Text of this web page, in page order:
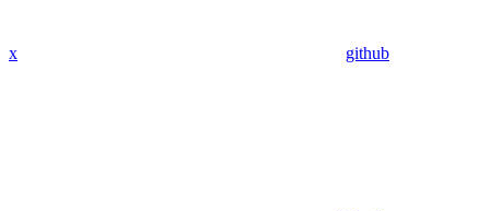
x github